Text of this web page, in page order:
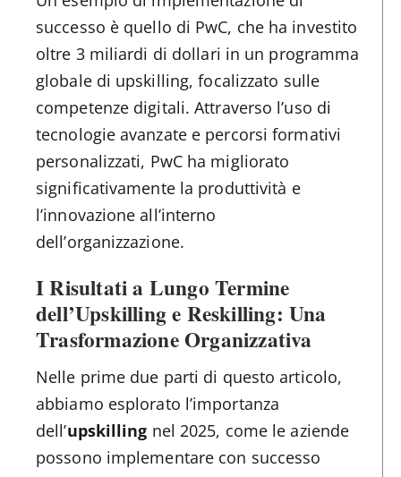
successo è quello di PwC, che ha investito
oltre 3 miliardi di dollari in un programma
globale di upskilling, focalizzato sulle
competenze digitali. Attraverso l’uso di
tecnologie avanzate e percorsi formativi
personalizzati, PwC ha migliorato
significativamente la produttività e
l’innovazione all’interno
dell’organizzazione​.
I Risultati a Lungo Termine
dell’Upskilling e Reskilling: Una
Trasformazione Organizzativa
Nelle prime due parti di questo articolo,
abbiamo esplorato l’importanza
dell’upskilling nel 2025, come le aziende
possono implementare con successo